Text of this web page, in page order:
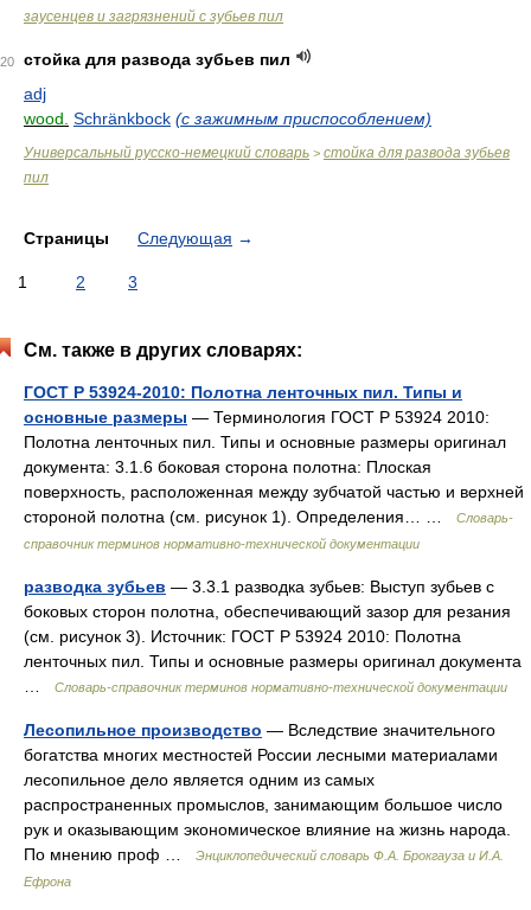
заусенцев и загрязнений с зубьев пил
20
стойка для развода зубьев пил
adj
wood. Schränkbock (с зажимным приспособлением)
Универсальный русско-немецкий словарь > стойка для развода зубьев
пил
Страницы Следующая →
1 2 3
См. также в других словарях:
ГОСТ Р 53924-2010: Полотна ленточных пил. Типы и
основные размеры — Терминология ГОСТ Р 53924 2010:
Полотна ленточных пил. Типы и основные размеры оригинал
документа: 3.1.6 боковая сторона полотна: Плоская
поверхность, расположенная между зубчатой частью и верхней
стороной полотна (см. рисунок 1). Определения… …
Словарь-
справочник терминов нормативно-технической документации
разводка зубьев — 3.3.1 разводка зубьев: Выступ зубьев с
боковых сторон полотна, обеспечивающий зазор для резания
(см. рисунок 3). Источник: ГОСТ Р 53924 2010: Полотна
ленточных пил. Типы и основные размеры оригинал документа
Словарь-справочник терминов нормативно-технической документации
Лесопильное производство — Вследствие значительного
богатства многих местностей России лесными материалами
лесопильное дело является одним из самых
распространенных промыслов, занимающим большое число
рук и оказывающим экономическое влияние на жизнь народа.
По мнению проф …
Энциклопедический словарь Ф.А. Брокгауза и И.А.
Ефрона